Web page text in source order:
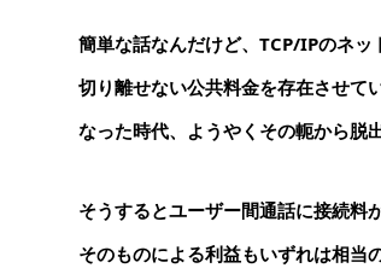
簡単な話なんだけど、TCP/IPのネ
切り離せない公共料金を存在させて
なった時代、ようやくその軛から脱
そうするとユーザー間通話に接続料
そのものによる利益もいずれは相当